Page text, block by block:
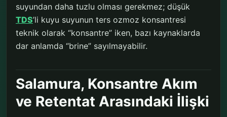
suyundan daha tuzlu olması gerekmez; düşük
TDS’li kuyu suyunun ters ozmoz konsantresi
teknik olarak “konsantre” iken, bazı kaynaklarda
dar anlamda “brine” sayılmayabilir.
Salamura, Konsantre Akım
ve Retentat Arasındaki İlişki